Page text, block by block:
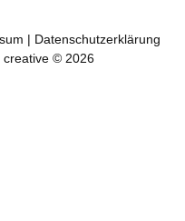
| Datenschutzerklärung
creative © 2026